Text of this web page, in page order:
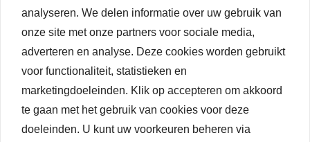
Offerte voor een lade-indeling
analyseren. We delen informatie over uw gebruik van
onze site met onze partners voor sociale media,
adverteren en analyse. Deze cookies worden gebruikt
voor functionaliteit, statistieken en
marketingdoeleinden. Klik op accepteren om akkoord
te gaan met het gebruik van cookies voor deze
doeleinden. U kunt uw voorkeuren beheren via